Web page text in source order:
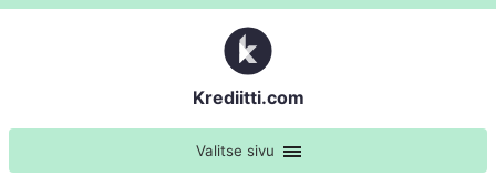
Krediitti.com
Valitse sivu